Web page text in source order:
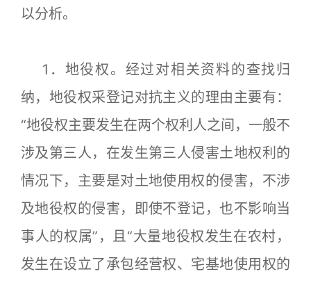
以分析。
1．地役权。经过对相关资料的查找归
纳，地役权采登记对抗主义的理由主要有：
“地役权主要发生在两个权利人之间，一般不
涉及第三人，在发生第三人侵害土地权利的
情况下，主要是对土地使用权的侵害，不涉
及地役权的侵害，即使不登记，也不影响当
事人的权属”，且“大量地役权发生在农村，
发生在设立了承包经营权、宅基地使用权的